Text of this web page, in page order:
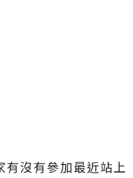
有沒有參加最近站上